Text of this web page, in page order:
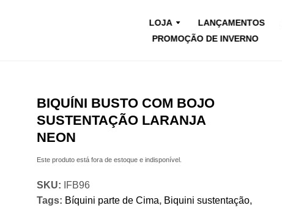
LOJA LANÇAMENTOS
PROMOÇÃO DE INVERNO
BIQUÍNI BUSTO COM BOJO
SUSTENTAÇÃO LARANJA
NEON
Este produto está fora de estoque e indisponível.
SKU:
IFB96
Tags: Bíquini parte de Cima, Biquini sustentação,